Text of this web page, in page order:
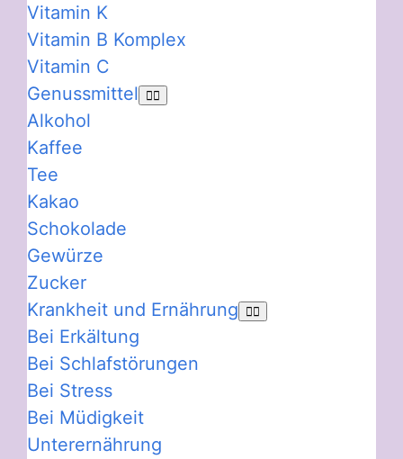
Vitamin K
Vitamin B Komplex
Vitamin C
Genussmittel
Alkohol
Kaffee
Tee
Kakao
Schokolade
Gewürze
Zucker
Krankheit und Ernährung
Bei Erkältung
Bei Schlafstörungen
Bei Stress
Bei Müdigkeit
Unterernährung